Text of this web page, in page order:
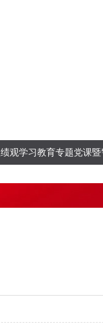
观学习教育专题党课